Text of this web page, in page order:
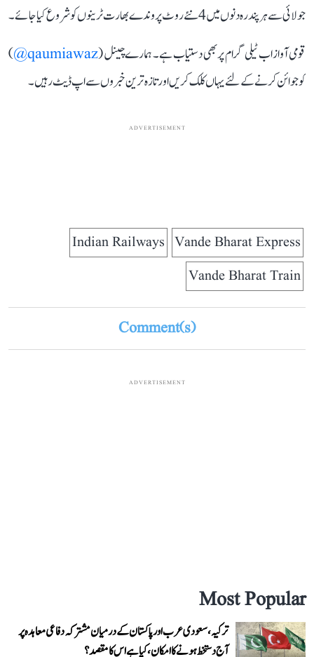
جولائی سے ہر پندرہ دنوں میں 4 نئے روٹ پر وندے بھارت ٹرینوں کو شروع کیا جائے۔
قومی آواز اب ٹیلی گرام پر بھی دستیاب ہے۔ ہمارے چینل (qaumiawaz@
)
کو جوائن کرنے کے لئے یہاں کلک کریں اور تازہ ترین خبروں سے اپ ڈیٹ رہیں۔
ADVERTISEMENT
Vande Bharat Express
Indian Railways
Vande Bharat Train
Comment(s)
ADVERTISEMENT
Most Popular
ترکیہ، سعودی عرب اور پاکستان کے درمیان مشترکہ دفاعی معاہدہ پر
آج دستخط ہونے کا امکان، کیا ہے اس کا مقصد؟